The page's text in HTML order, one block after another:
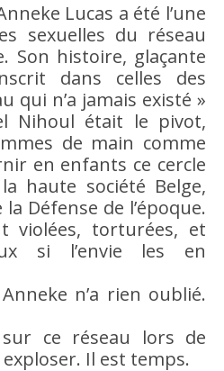
sexuelles du réseau
Son histoire, glaçante
dans celles des
qui n’a jamais existé »
Nihoul était le pivot,
de main comme
en enfants ce cercle
haute société Belge,
Défense de l’époque.
violées, torturées, et
si l’envie les en
n’a rien oublié.
ce réseau lors de
Il est temps.